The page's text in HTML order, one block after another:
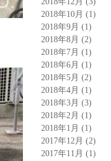
2018年10月 (1)
2018年9月 (1)
2018年8月 (2)
2018年7月 (1)
2018年6月 (1)
2018年5月 (2)
2018年4月 (1)
2018年3月 (3)
2018年2月 (1)
2018年1月 (1)
2017年12月 (2)
2017年11月 (1)